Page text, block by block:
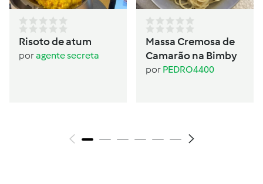
Risoto de atum
poragente secreta
Massa Cremosa de
Camarão na Bimby
por PEDRO4400